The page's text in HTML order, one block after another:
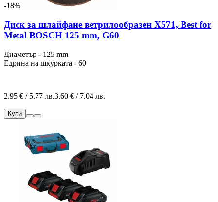
-18%
Диск за шлайфане ветрилообразен X571, Best for
Metal BOSCH 125 mm, G60
Диаметър - 125 mm
Едрина на шкурката - 60
2.95 € / 5.77 лв.3.60 € / 7.04 лв.
Купи